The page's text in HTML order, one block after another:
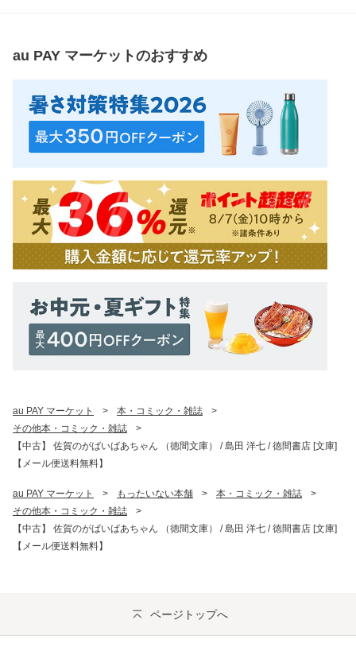
au PAY マーケットのおすすめ
au PAY マーケット > 本・コミック・雑誌
>
その他本・コミック・雑誌
>
【中古】 佐賀のがばいばあちゃん （徳間文庫） / 島田 洋七 / 徳間書店 [文庫]
【メール便送料無料】
au PAY マーケット > もったいない本舗 > 本・コミック・雑誌
>
その他本・コミック・雑誌
>
【中古】 佐賀のがばいばあちゃん （徳間文庫） / 島田 洋七 / 徳間書店 [文庫]
【メール便送料無料】
ページトップへ